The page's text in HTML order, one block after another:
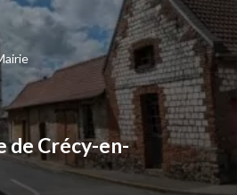
de Crécy-en-